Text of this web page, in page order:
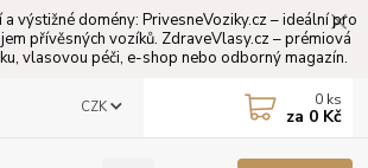
výstižné domény: PrivesneVoziky.cz – ideální pro
přívěsných vozíků. ZdraveVlasy.cz – prémiová
vlasovou péči, e-shop nebo odborný magazín.
CZK 0 ks
za 0 Kč